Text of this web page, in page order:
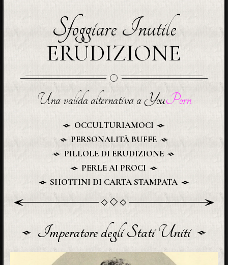
Sfoggiare Inutile
ERUDIZIONE
Una valida alternativa a YouPorn
OCCULTURIAMOCI
PERSONALITÀ BUFFE
PILLOLE DI ERUDIZIONE
PERLE AI PROCI
SHOTTINI DI CARTA STAMPATA
Imperatore degli Stati Uniti